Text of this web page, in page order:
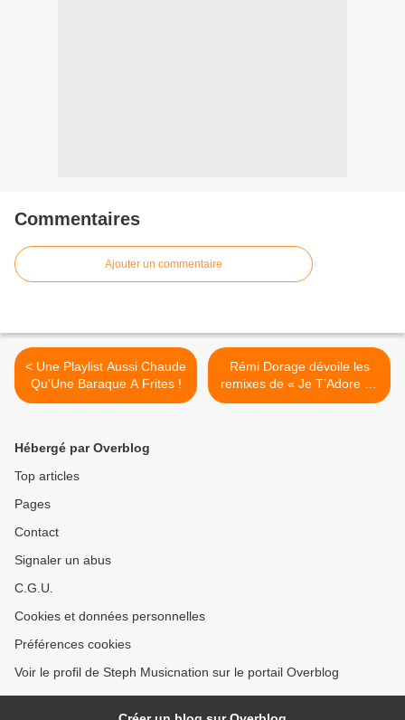
Commentaires
Ajouter un commentaire
< Une Playlist Aussi Chaude
Qu'Une Baraque A Frites !
Rémi Dorage dévoile les
remixes de « Je T’Adore » !
>
Hébergé par Overblog
Top articles
Pages
Contact
Signaler un abus
C.G.U.
Cookies et données personnelles
Préférences cookies
Voir le profil de Steph Musicnation sur le portail Overblog